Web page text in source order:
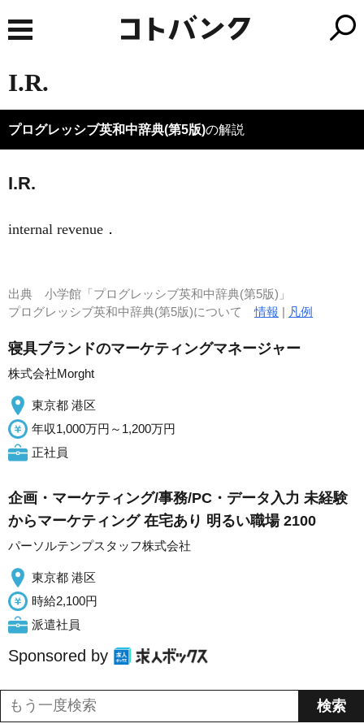
I.R.
プログレッシブ英和中辞典(第5版)の解説
I.R.
internal revenue ．
出典 小学館「プログレッシブ英和中辞典(第5版)」
プログレッシブ英和中辞典(第5版)について情報 | 凡例
寝具ブランドのマーケティングマネージャー
株式会社Morght
東京都 港区
年収1,000万円～1,200万円
正社員
企画・マーケティング/事務/PC・データ入力 未経験
からマーケティング 在宅あり 明るい職場 2100
パーソルテンプスタッフ株式会社
東京都 港区
時給2,100円
派遣社員
Sponsored by